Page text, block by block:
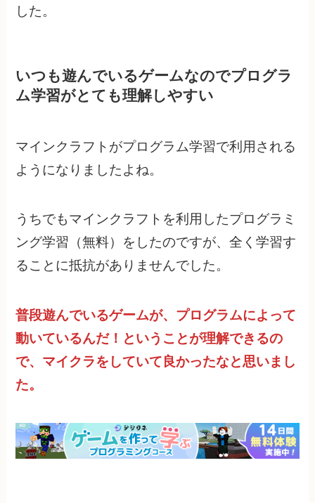
した。
いつも遊んでいるゲームなのでプログラ
ム学習がとても理解しやすい
マインクラフトがプログラム学習で利用される
ようになりましたよね。
うちでもマインクラフトを利用したプログラミ
ング学習（無料）をしたのですが、全く学習す
ることに抵抗がありませんでした。
普段遊んでいるゲームが、プログラムによって
動いているんだ！ということが理解できるの
で、マイクラをしていて良かったなと思いまし
た。